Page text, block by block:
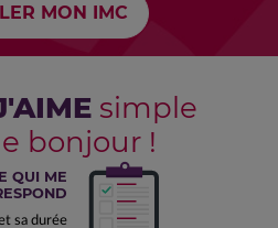
simple
bonjour !
QUI ME
sa durée